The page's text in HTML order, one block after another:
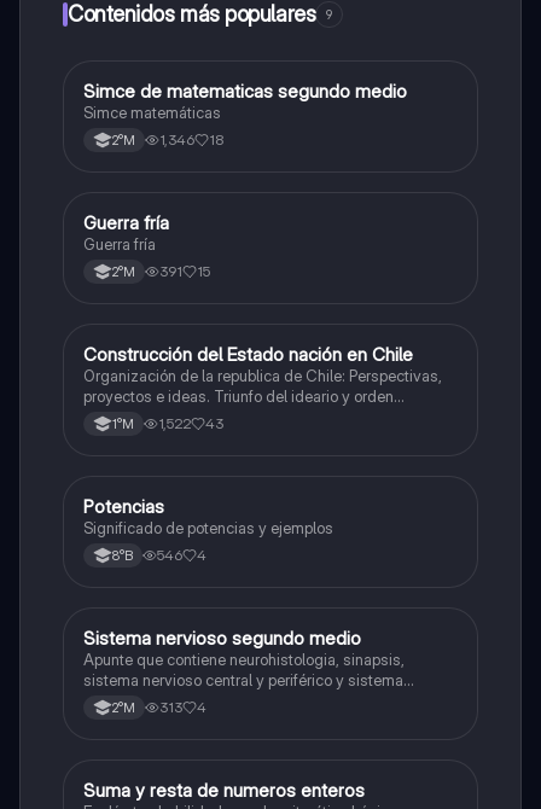
Contenidos más populares 9
Matemáticas
Simce de matematicas segundo medio
Simce matemáticas
2°M 1,346 18
Historia
Guerra fría
Guerra fría
2°M 391 15
Historia
Construcción del Estado nación en Chile
Organización de la republica de Chile: Perspectivas,
proyectos e ideas. Triunfo del ideario y orden
conservador. Constitución de 1833. "Era Portaliana"
1°M 1,522 43
Matemáticas
Potencias
Significado de potencias y ejemplos
8°B 546 4
Biología
Sistema nervioso segundo medio
Apunte que contiene neurohistologia, sinapsis,
sistema nervioso central y periférico y sistema
endocrino
2°M 313 4
SMatemáticas
Suma y resta de numeros enteros